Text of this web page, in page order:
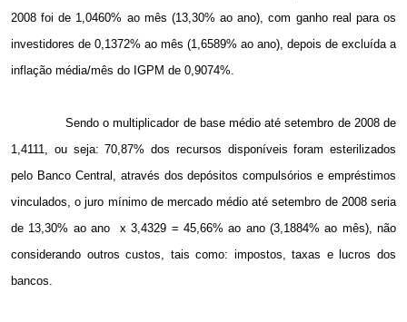
2008 foi de 1,0460% ao mês (13,30% ao ano), com ganho real para os
investidores de 0,1372% ao mês (1,6589% ao ano), depois de excluída a
inflação média/mês do IGPM de 0,9074%.
Sendo o multiplicador de base médio até setembro de 2008 de
1,4111, ou seja: 70,87% dos recursos disponíveis foram esterilizados
pelo Banco Central, através dos depósitos compulsórios e empréstimos
vinculados, o juro mínimo de mercado médio até setembro de 2008 seria
de 13,30% ao ano
x 3,4329 = 45,66% ao ano (3,1884% ao mês), não
considerando outros custos, tais como: impostos, taxas e lucros dos
bancos.